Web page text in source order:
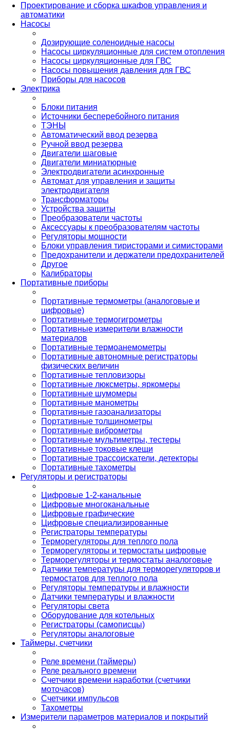
Проектирование и сборка шкафов управления и
автоматики
Насосы
Дозирующие соленоидные насосы
Насосы циркуляционные для систем отопления
Насосы циркуляционные для ГВС
Насосы повышения давления для ГВС
Приборы для насосов
Электрика
Блоки питания
Источники бесперебойного питания
ТЭНЫ
Автоматический ввод резерва
Ручной ввод резерва
Двигатели шаговые
Двигатели миниатюрные
Электродвигатели асинхронные
Автомат для управления и защиты
электродвигателя
Трансформаторы
Устройства защиты
Преобразователи частоты
Аксессуары к преобразователям частоты
Регуляторы мощности
Блоки управления тиристорами и симисторами
Предохранители и держатели предохранителей
Другое
Калибраторы
Портативные приборы
Портативные термометры (аналоговые и
цифровые)
Портативные термогигрометры
Портативные измерители влажности
материалов
Портативные термоанемометры
Портативные автономные регистраторы
физических величин
Портативные тепловизоры
Портативные люксметры, яркомеры
Портативные шумомеры
Портативные манометры
Портативные газоанализаторы
Портативные толщинометры
Портативные виброметры
Портативные мультиметры, тестеры
Портативные токовые клещи
Портативные трассоискатели, детекторы
Портативные тахометры
Регуляторы и регистраторы
Цифровые 1-2-канальные
Цифровые многоканальные
Цифровые графические
Цифровые специализированные
Регистраторы температуры
Терморегуляторы для теплого пола
Терморегуляторы и термостаты цифровые
Терморегуляторы и термостаты аналоговые
Датчики температуры для терморегуляторов и
термостатов для теплого пола
Регуляторы температуры и влажности
Датчики температуры и влажности
Регуляторы света
Оборудование для котельных
Регистраторы (самописцы)
Регуляторы аналоговые
Таймеры, счетчики
Реле времени (таймеры)
Реле реального времени
Счетчики времени наработки (счетчики
моточасов)
Счетчики импульсов
Тахометры
Измерители параметров материалов и покрытий